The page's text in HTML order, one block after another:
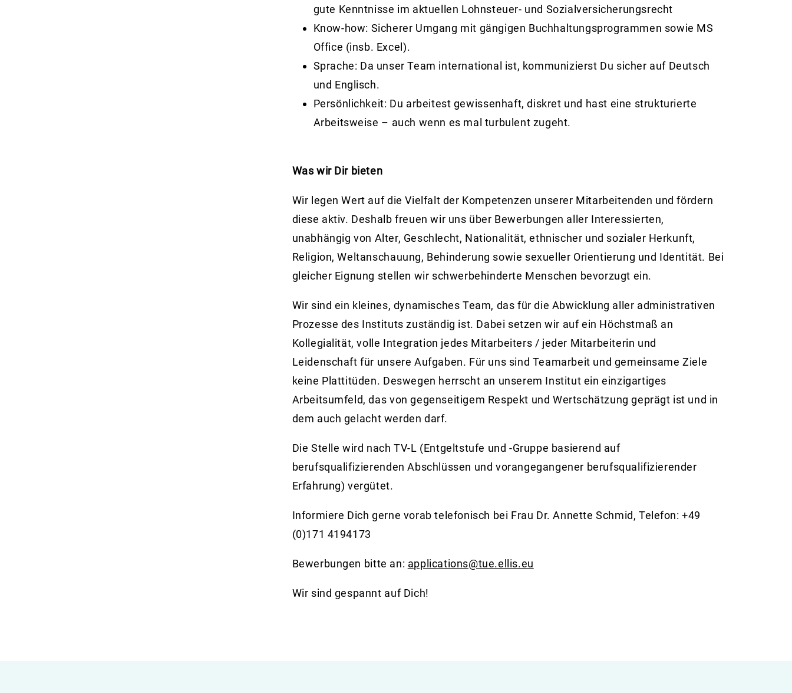
gute Kenntnisse im aktuellen Lohnsteuer- und Sozialversicherungsrecht
Know-how: Sicherer Umgang mit gängigen Buchhaltungsprogrammen sowie MS
Office (insb. Excel).
Sprache: Da unser Team international ist, kommunizierst Du sicher auf Deutsch
und Englisch.
Persönlichkeit: Du arbeitest gewissenhaft, diskret und hast eine strukturierte
Arbeitsweise – auch wenn es mal turbulent zugeht.
Was wir Dir bieten
Wir legen Wert auf die Vielfalt der Kompetenzen unserer Mitarbeitenden und fördern
diese aktiv. Deshalb freuen wir uns über Bewerbungen aller Interessierten,
unabhängig von Alter, Geschlecht, Nationalität, ethnischer und sozialer Herkunft,
Religion, Weltanschauung, Behinderung sowie sexueller Orientierung und Identität. Bei
gleicher Eignung stellen wir schwerbehinderte Menschen bevorzugt ein.
Wir sind ein kleines, dynamisches Team, das für die Abwicklung aller administrativen
Prozesse des Instituts zuständig ist. Dabei setzen wir auf ein Höchstmaß an
Kollegialität, volle Integration jedes Mitarbeiters / jeder Mitarbeiterin und
Leidenschaft für unsere Aufgaben. Für uns sind Teamarbeit und gemeinsame Ziele
keine Plattitüden. Deswegen herrscht an unserem Institut ein einzigartiges
Arbeitsumfeld, das von gegenseitigem Respekt und Wertschätzung geprägt ist und in
dem auch gelacht werden darf.
Die Stelle wird nach TV-L (Entgeltstufe und -Gruppe basierend auf
berufsqualifizierenden Abschlüssen und vorangegangener berufsqualifizierender
Erfahrung) vergütet.
Informiere Dich gerne vorab telefonisch bei Frau Dr. Annette Schmid, Telefon: +49
(0)171 4194173
Bewerbungen bitte an: applications@tue.ellis.eu
Wir sind gespannt auf Dich!